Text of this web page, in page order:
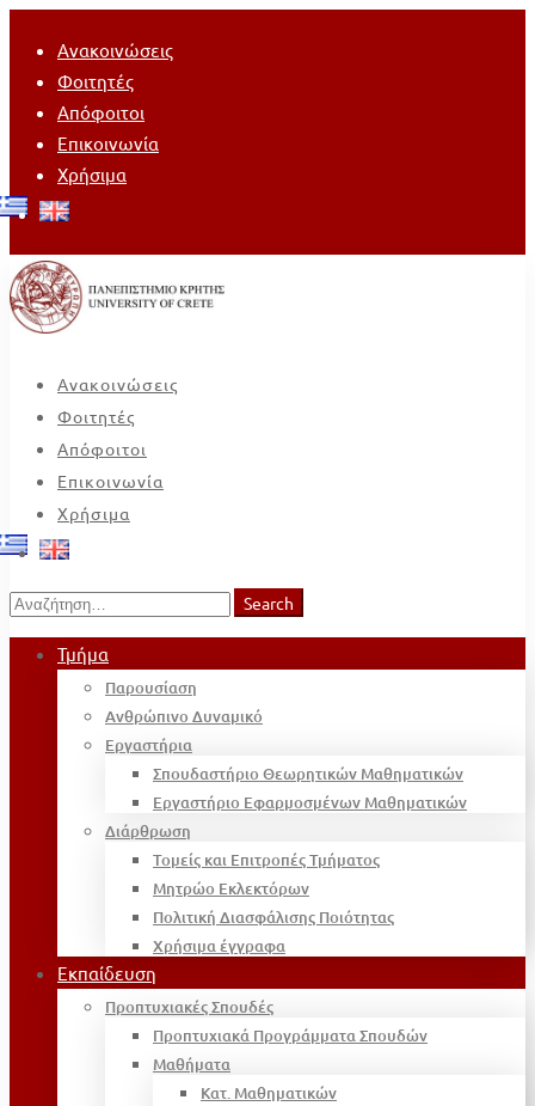
Ανακοινώσεις
Φοιτητές
Απόφοιτοι
Επικοινωνία
Χρήσιμα
Ανακοινώσεις
Φοιτητές
Απόφοιτοι
Επικοινωνία
Χρήσιμα
Search
for:
Search
Τμήμα
Παρουσίαση
Ανθρώπινο Δυναμικό
Εργαστήρια
Σπουδαστήριο Θεωρητικών Μαθηματικών
Εργαστήριο Εφαρμοσμένων Μαθηματικών
Διάρθρωση
Τομείς και Επιτροπές Τμήματος
Μητρώο Εκλεκτόρων
Πολιτική Διασφάλισης Ποιότητας
Χρήσιμα έγγραφα
Εκπαίδευση
Προπτυχιακές Σπουδές
Προπτυχιακά Προγράμματα Σπουδών
Μαθήματα
Κατ. Μαθηματικών